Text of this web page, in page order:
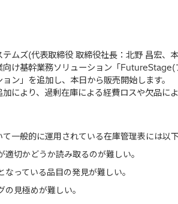
ムズ(代表取締役 取締役社長：北野 昌宏、
け基幹業務ソリューション「FutureStage(
ョン」を追加し、本日から販売開始します。
により、過剰在庫による経費ロスや欠品に
一般的に運用されている在庫管理表には以
切かどうか読み取るのが難しい。
っている品目の発見が難しい。
見極めが難しい。